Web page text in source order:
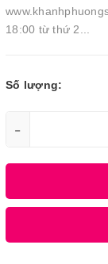
18:00 từ thứ 2...
Số lượng:
-